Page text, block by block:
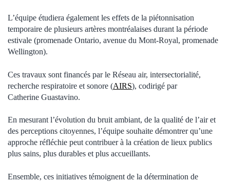
L’équipe étudiera également les effets de la piétonnisation
temporaire de plusieurs artères montréalaises durant la période
estivale (promenade Ontario, avenue du Mont-Royal, promenade
Wellington).
Ces travaux sont financés par le Réseau air, intersectorialité,
recherche respiratoire et sonore (AIRS), codirigé par
Catherine Guastavino.
En mesurant l’évolution du bruit ambiant, de la qualité de l’air et
des perceptions citoyennes, l’équipe souhaite démontrer qu’une
approche réfléchie peut contribuer à la création de lieux publics
plus sains, plus durables et plus accueillants.
Ensemble, ces initiatives témoignent de la détermination de